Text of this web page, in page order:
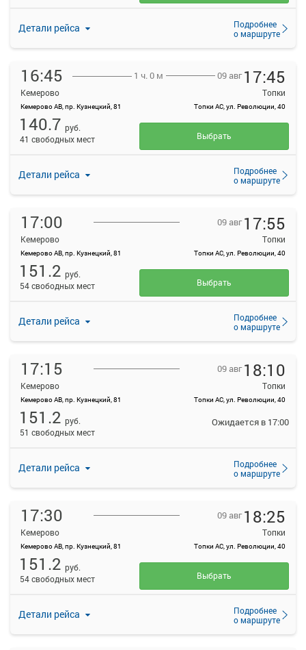
Детали рейса
Подробнее
о маршруте
16:45
Кемерово
Кемерово АВ, пр. Кузнецкий, 81
1 ч. 0 м 09 авг 17:45
Топки
Топки АС, ул. Революции, 40
Детали рейса
Подробнее
о маршруте
140.7 руб.
41 свободных мест
Выбрать
17:00
Кемерово
Кемерово АВ, пр. Кузнецкий, 81
09 авг 17:55
Топки
Топки АС, ул. Революции, 40
Детали рейса
Подробнее
о маршруте
151.2 руб.
54 свободных мест
Выбрать
17:15
Кемерово
Кемерово АВ, пр. Кузнецкий, 81
09 авг 18:10
Топки
Топки АС, ул. Революции, 40
Детали рейса
Подробнее
о маршруте
151.2 руб.
51 свободных мест
Ожидается в 17:00
17:30
Кемерово
Кемерово АВ, пр. Кузнецкий, 81
09 авг 18:25
Топки
Топки АС, ул. Революции, 40
Детали рейса
Подробнее
о маршруте
151.2 руб.
54 свободных мест
Выбрать